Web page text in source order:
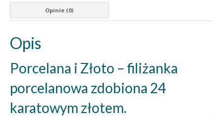
Opinie (0)
Opis
Porcelana i Złoto – filiżanka
porcelanowa zdobiona 24
karatowym złotem.